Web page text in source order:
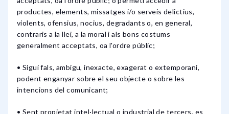
productes, elements, missatges i/o serveis delictius,
violents, ofensius, nocius, degradants o, en general,
contraris a la llei, a la moral i als bons costums
generalment acceptats, oa l'ordre públic;
• Sigui fals, ambigu, inexacte, exagerat o extemporani,
podent enganyar sobre el seu objecte o sobre les
intencions del comunicant;
• Sent propietat intel·lectual o industrial de tercers, es